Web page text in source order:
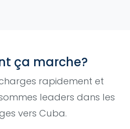
ça marche?
rapidement et
leaders dans les
vers Cuba.